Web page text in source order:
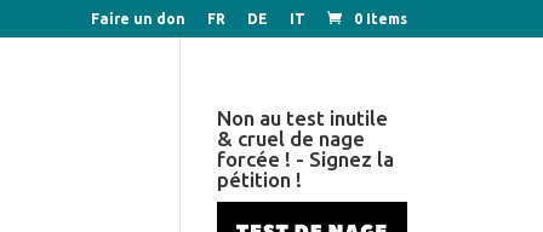
Faire un don FR DE IT 0 Items
Non au test inutile
& cruel de nage
forcée ! - Signez la
pétition !